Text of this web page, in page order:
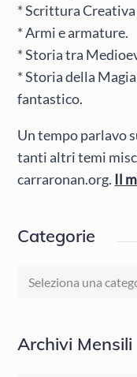
* Scrittura Creativa
* Armi e armature.
* Storia tra
* Storia della
fantastico.
Un tempo parlavo
tanti altri temi
carraronan.org. Il
Categorie
Categorie
Archivi Mensili